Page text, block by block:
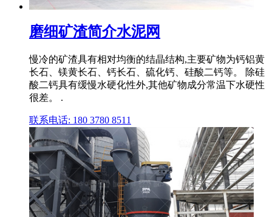
磨细矿渣简介水泥网
慢冷的矿渣具有相对均衡的结晶结构,主要矿物为钙铝黄
长石、镁黄长石、钙长石、硫化钙、硅酸二钙等。 除硅
酸二钙具有缓慢水硬化性外,其他矿物成分常温下水硬性
很差。 .
联系电话: 180 3780 8511